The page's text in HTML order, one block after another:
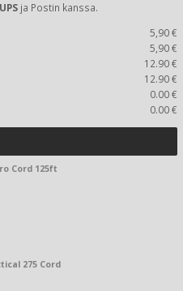
UPS ja Postin kanssa.
5,90 €
5,90 €
12.90 €
12.90 €
0.00 €
0.00 €
Cord 125ft
275 Cord